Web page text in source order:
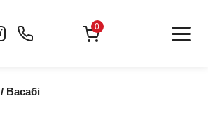
0
/ Васабі